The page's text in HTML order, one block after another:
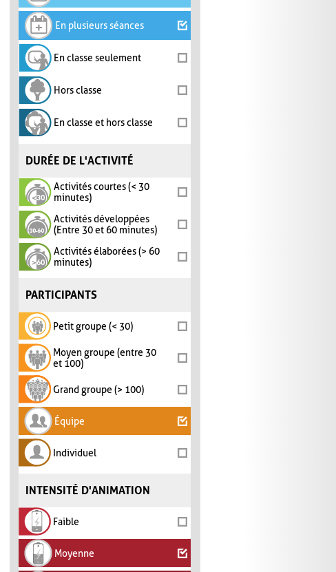
En plusieurs séances
En classe seulement
Hors classe
En classe et hors classe
DURÉE DE L'ACTIVITÉ
Activités courtes (< 30
minutes)
Activités développées
(Entre 30 et 60 minutes)
Activités élaborées (> 60
minutes)
PARTICIPANTS
Petit groupe (< 30)
Moyen groupe (entre 30
et 100)
Grand groupe (> 100)
Équipe
Individuel
INTENSITÉ D'ANIMATION
Faible
Moyenne